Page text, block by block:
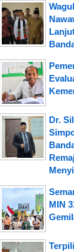
Dr.
MIN